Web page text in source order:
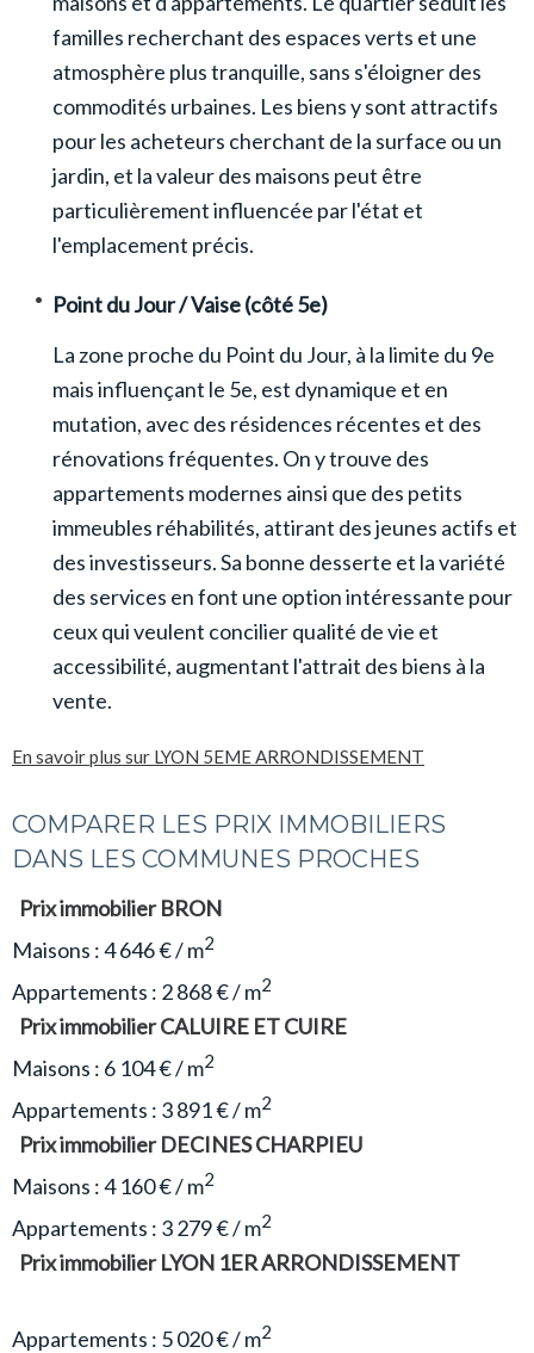
familles recherchant des espaces verts et une
atmosphère plus tranquille, sans s'éloigner des
commodités urbaines. Les biens y sont attractifs
pour les acheteurs cherchant de la surface ou un
jardin, et la valeur des maisons peut être
particulièrement influencée par l'état et
l'emplacement précis.
Point du Jour / Vaise (côté 5e)
La zone proche du Point du Jour, à la limite du 9e
mais influençant le 5e, est dynamique et en
mutation, avec des résidences récentes et des
rénovations fréquentes. On y trouve des
appartements modernes ainsi que des petits
immeubles réhabilités, attirant des jeunes actifs et
des investisseurs. Sa bonne desserte et la variété
des services en font une option intéressante pour
ceux qui veulent concilier qualité de vie et
accessibilité, augmentant l'attrait des biens à la
vente.
En savoir plus sur LYON 5EME ARRONDISSEMENT
COMPARER LES PRIX IMMOBILIERS
DANS LES COMMUNES PROCHES
Prix immobilier BRON
Maisons : 4 646 € / m2
Appartements : 2 868 € / m2
Prix immobilier CALUIRE ET CUIRE
Maisons : 6 104 € / m2
Appartements : 3 891 € / m2
Prix immobilier DECINES CHARPIEU
Maisons : 4 160 € / m2
Appartements : 3 279 € / m2
Prix immobilier LYON 1ER ARRONDISSEMENT
Appartements : 5 020 € / m2